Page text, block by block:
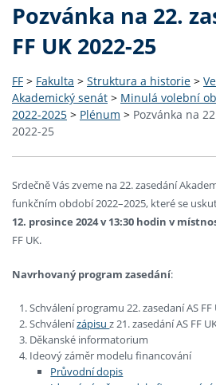
Pozvánka na 22.
FF UK 2022-25
FF > Fakulta > Struktura a historie >
Akademický senát > Minulá volební
2022-2025 > Plénum > Pozvánka na
2022-25
Srdečně Vás zveme na 22. zasedání
funkčním období 2022–2025, které se
12. prosince 2024 v 13:30 hodin v
FF UK.
Navrhovaný program zasedání:
Schválení programu 22. zasedaní AS FF
Schválenízápisuz 21. zasedání AS FF
Děkanské informatorium
Ideový záměr modelu financování
Průvodní dopis